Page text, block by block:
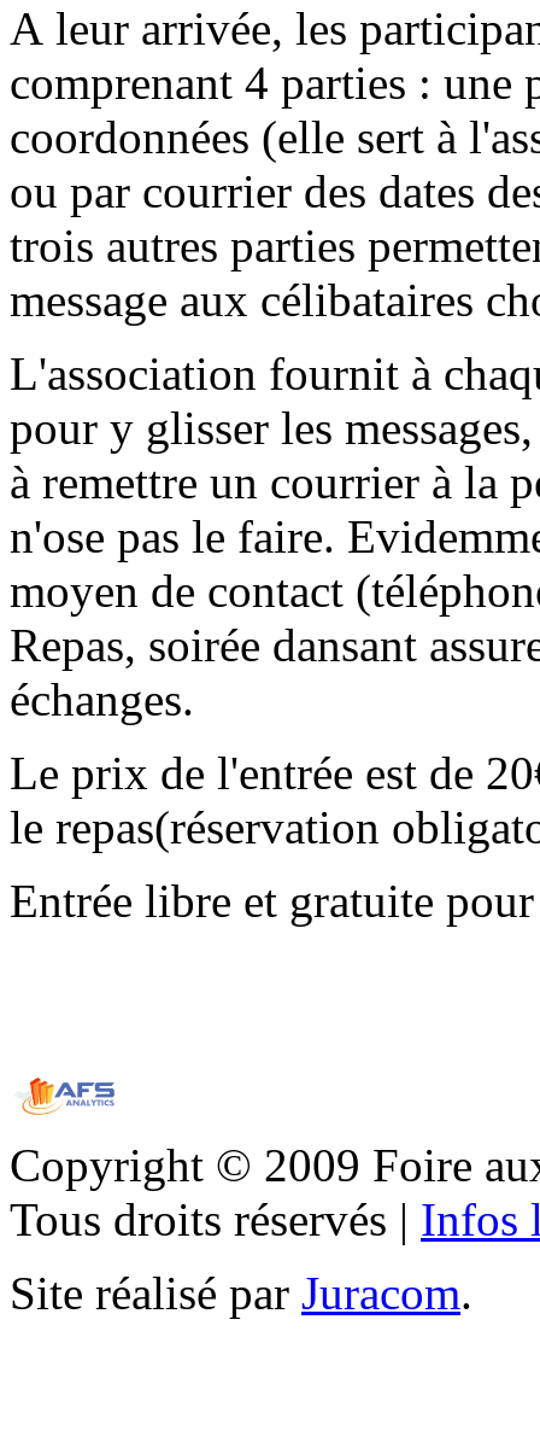
A leur arrivée, les
comprenant 4 parties :
coordonnées (elle sert à
ou par courrier des dates
trois autres parties
message aux célibataires
L'association fournit à
pour y glisser les
à remettre un courrier à la
n'ose pas le faire.
moyen de contact
Repas, soirée dansant
échanges.
Le prix de l'entrée est de
le repas(réservation
Entrée libre et gratuite
Copyright © 2009 Foire
Tous droits réservés | Infos
Site réalisé par Juracom.